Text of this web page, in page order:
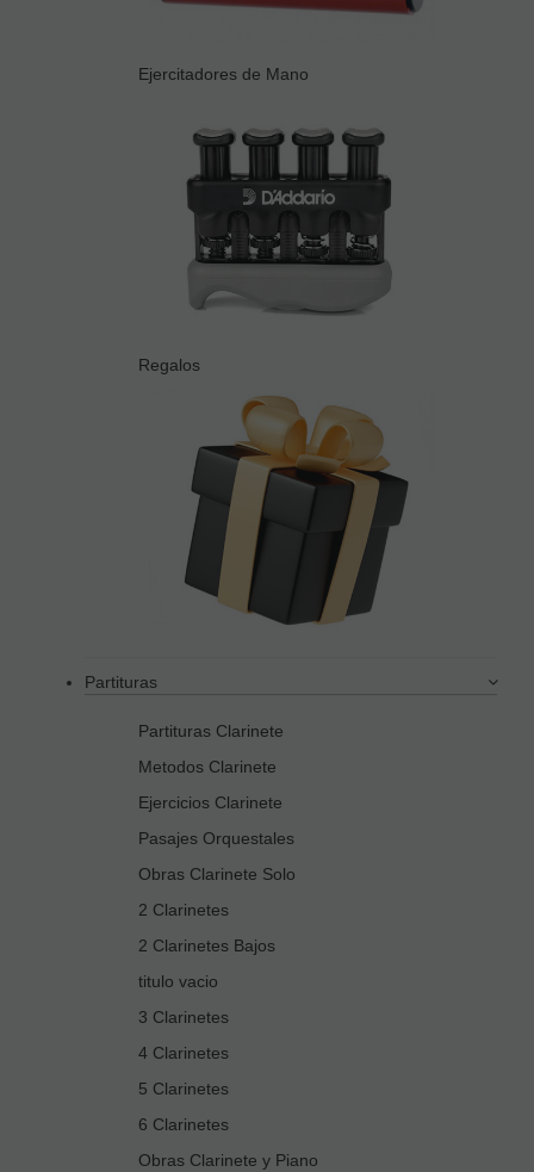
Ejercitadores de Mano
Regalos
Partituras
Partituras Clarinete
Metodos Clarinete
Ejercicios Clarinete
Pasajes Orquestales
Obras Clarinete Solo
2 Clarinetes
2 Clarinetes Bajos
titulo vacio
3 Clarinetes
4 Clarinetes
5 Clarinetes
6 Clarinetes
Obras Clarinete y Piano